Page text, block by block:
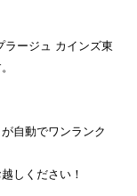
ラージュ カインズ東
自動でワンランク
しください！